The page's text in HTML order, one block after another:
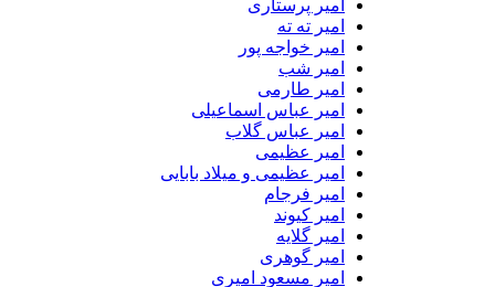
امیر پرستاری
امیر ته ته
امیر خواجه پور
امیر شب
امیر طارمی
امیر عباس اسماعیلی
امیر عباس گلاب
امیر عظیمی
امیر عظیمی و میلاد بابایی
امیر فرجام
امیر کیوند
امیر گلایه
امیر گوهری
امیر مسعود امیری